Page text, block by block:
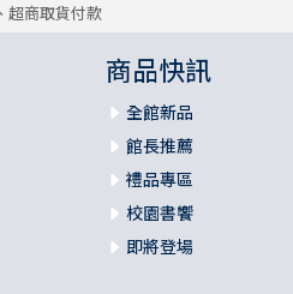
超商取貨付款
商品快訊
全館新品
館長推薦
禮品專區
校園書饗
即將登場